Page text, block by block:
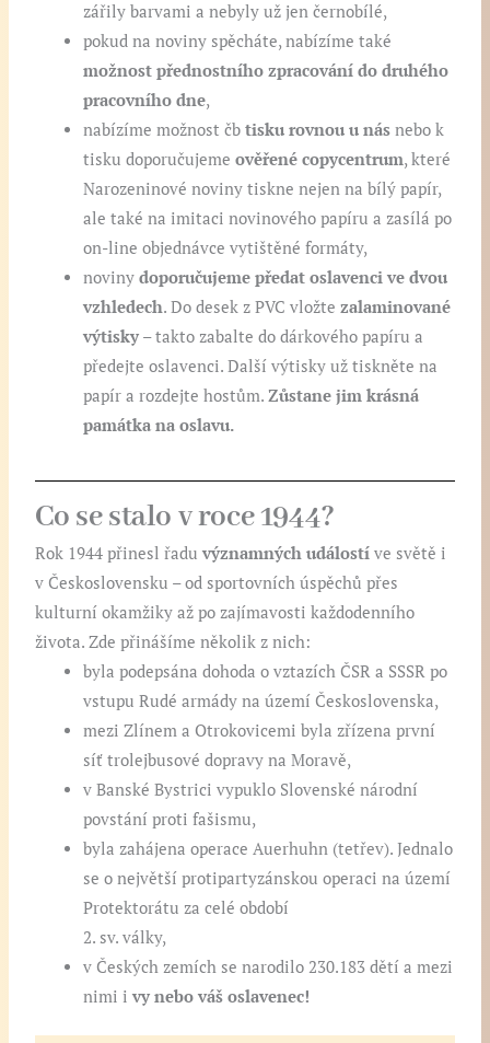
zářily barvami a nebyly už jen černobílé,
pokud na noviny spěcháte, nabízíme také
možnost přednostního zpracování do druhého
pracovního dne,
nabízíme možnost čbtisku rovnou u nás nebo k
tisku doporučujemeověřené copycentrum, které
Narozeninové noviny tiskne nejen na bílý papír,
ale také na imitaci novinového papíru a zasílá po
on-line objednávce vytištěné formáty,
novinydoporučujeme předat oslavenci ve dvou
vzhledech. Do desek z PVC vložtezalaminované
výtisky – takto zabalte do dárkového papíru a
předejte oslavenci. Další výtisky už tiskněte na
papír a rozdejte hostům.Zůstane jim krásná
památka na oslavu.
Co se stalo v roce 1944?
Rok 1944 přinesl řaduvýznamných událostí ve světě i
v Československu – od sportovních úspěchů přes
kulturní okamžiky až po zajímavosti každodenního
života. Zde přinášíme několik z nich:
byla podepsána dohoda o vztazích ČSR a SSSR po
vstupu Rudé armády na území Československa,
mezi Zlínem a Otrokovicemi byla zřízena první
síť trolejbusové dopravy na Moravě,
v Banské Bystrici vypuklo Slovenské národní
povstání proti fašismu,
byla zahájena operace Auerhuhn (tetřev). Jednalo
se o největší protipartyzánskou operaci na území
Protektorátu za celé období
2. sv. války,
v Českých zemích se narodilo 230.183 dětí a mezi
nimi ivy nebo váš oslavenec!